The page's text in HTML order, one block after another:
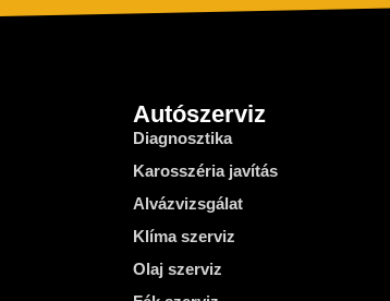
Autószerviz
Diagnosztika
Karosszéria javítás
Alvázvizsgálat
Klíma szerviz
Olaj szerviz